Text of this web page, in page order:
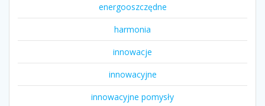
energooszczędne
harmonia
innowacje
innowacyjne
innowacyjne pomysły